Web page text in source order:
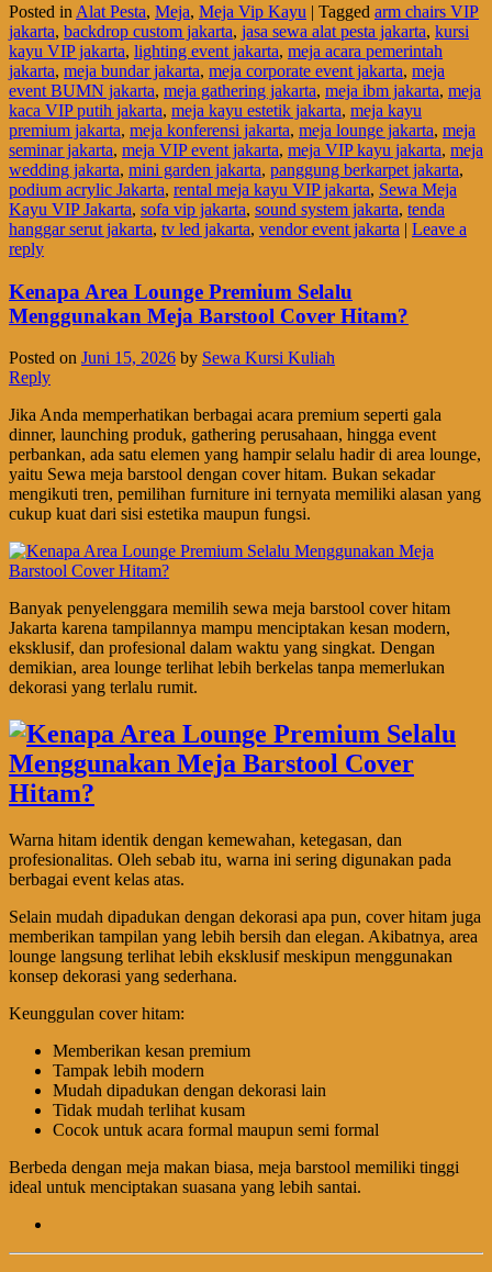
Posted in Alat Pesta, Meja, Meja Vip Kayu | Tagged arm chairs VIP
jakarta, backdrop custom jakarta, jasa sewa alat pesta jakarta, kursi
kayu VIP jakarta, lighting event jakarta, meja acara pemerintah
jakarta, meja bundar jakarta, meja corporate event jakarta, meja
event BUMN jakarta, meja gathering jakarta, meja ibm jakarta, meja
kaca VIP putih jakarta, meja kayu estetik jakarta, meja kayu
premium jakarta, meja konferensi jakarta, meja lounge jakarta, meja
seminar jakarta, meja VIP event jakarta, meja VIP kayu jakarta, meja
wedding jakarta, mini garden jakarta, panggung berkarpet jakarta,
podium acrylic Jakarta, rental meja kayu VIP jakarta, Sewa Meja
Kayu VIP Jakarta, sofa vip jakarta, sound system jakarta, tenda
hanggar serut jakarta, tv led jakarta, vendor event jakarta | Leave a
reply
Kenapa Area Lounge Premium Selalu
Menggunakan Meja Barstool Cover Hitam?
Posted on Juni 15, 2026 by Sewa Kursi Kuliah
Reply
Jika Anda memperhatikan berbagai acara premium seperti gala
dinner, launching produk, gathering perusahaan, hingga event
perbankan, ada satu elemen yang hampir selalu hadir di area lounge,
yaitu Sewa meja barstool dengan cover hitam. Bukan sekadar
mengikuti tren, pemilihan furniture ini ternyata memiliki alasan yang
cukup kuat dari sisi estetika maupun fungsi.
Banyak penyelenggara memilih sewa meja barstool cover hitam
Jakarta karena tampilannya mampu menciptakan kesan modern,
eksklusif, dan profesional dalam waktu yang singkat. Dengan
demikian, area lounge terlihat lebih berkelas tanpa memerlukan
dekorasi yang terlalu rumit.
Warna hitam identik dengan kemewahan, ketegasan, dan
profesionalitas. Oleh sebab itu, warna ini sering digunakan pada
berbagai event kelas atas.
Selain mudah dipadukan dengan dekorasi apa pun, cover hitam juga
memberikan tampilan yang lebih bersih dan elegan. Akibatnya, area
lounge langsung terlihat lebih eksklusif meskipun menggunakan
konsep dekorasi yang sederhana.
Keunggulan cover hitam:
Memberikan kesan premium
Tampak lebih modern
Mudah dipadukan dengan dekorasi lain
Tidak mudah terlihat kusam
Cocok untuk acara formal maupun semi formal
Berbeda dengan meja makan biasa, meja barstool memiliki tinggi
ideal untuk menciptakan suasana yang lebih santai.